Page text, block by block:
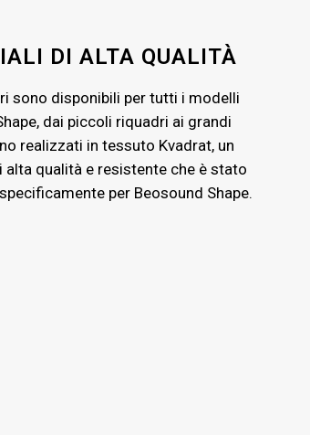
DI ALTA QUALITÀ
sono disponibili per tutti i modelli
dai piccoli riquadri ai grandi
realizzati in tessuto Kvadrat, un
alta qualità e resistente che è stato
per Beosound Shape.